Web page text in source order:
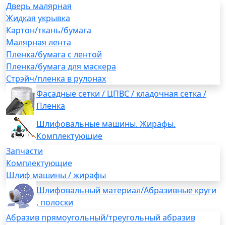
Дверь малярная
Жидкая укрывка
Картон/ткань/бумага
Малярная лента
Пленка/бумага с лентой
Пленка/бумага для маскера
Стрэйч/пленка в рулонах
Фасадные сетки / ЦПВС / кладочная сетка /
Пленка
Шлифовальные машины. Жирафы.
Комплектующие
Запчасти
Комплектующие
Шлиф машины / жирафы
Шлифовальный материал/Абразивные круги
, полоски
Абразив прямоугольный/треугольный абразив